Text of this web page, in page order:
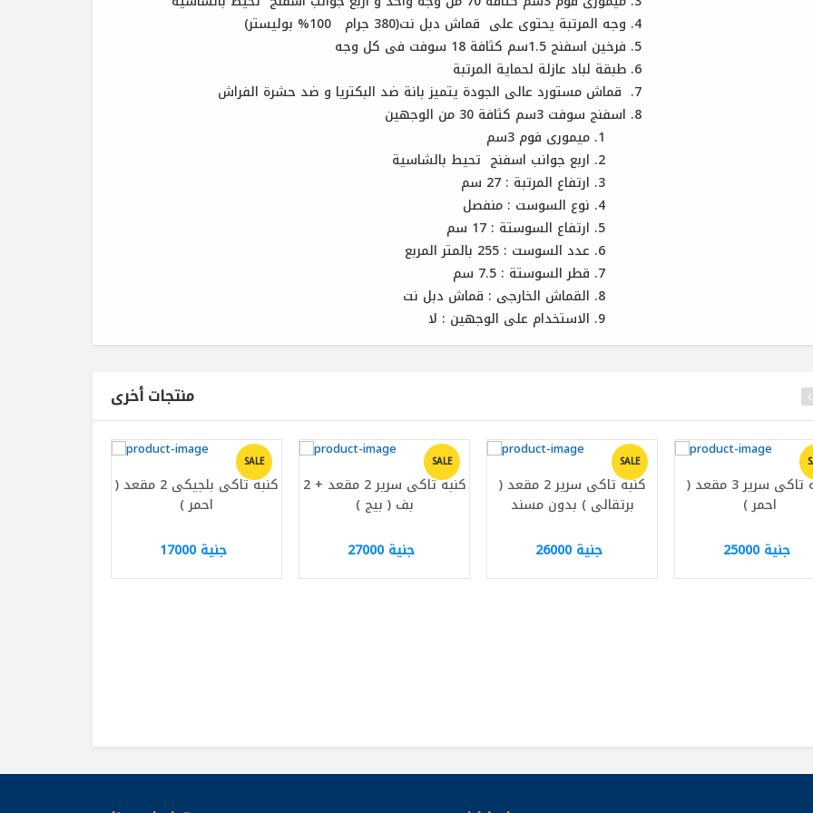
وجه المرتبة يحتوى على قماش دبل نت(380 جرام 100% بوليستر)
فرخين اسفنج 1.5سم كثافة 18 سوفت فى كل وجه
طبقة لباد عازلة لحماية المرتبة
قماش مستورد عالى الجودة يتميز بانة ضد البكتريا و ضد حشرة الفراش
اسفنج سوفت 3سم كثافة 30 من الوجهين
ميمورى فوم 3سم
اربع جوانب اسفنج تحيط بالشاسية
ارتفاع المرتبة : 27 سم
نوع السوست : منفصل
ارتفاع السوستة : 17 سم
عدد السوست : 255 بالمتر المربع
قطر السوستة : 7.5 سم
القماش الخارجى : قماش دبل نت
الاستخدام على الوجهين : لا
منتجات أخرى
SALE
كنبه تاكى بلجيكى 2 مقعد (
احمر )
جنية 17000
SALE
كنبه تاكى سرير 2 مقعد + 2
بف ( بيج )
جنية 27000
SALE
كنبه تاكى سرير 2 مقعد (
برتقالى ) بدون مسند
جنية 26000
كنبه تاكى سرير 3 مقعد (
احمر )
جنية 25000